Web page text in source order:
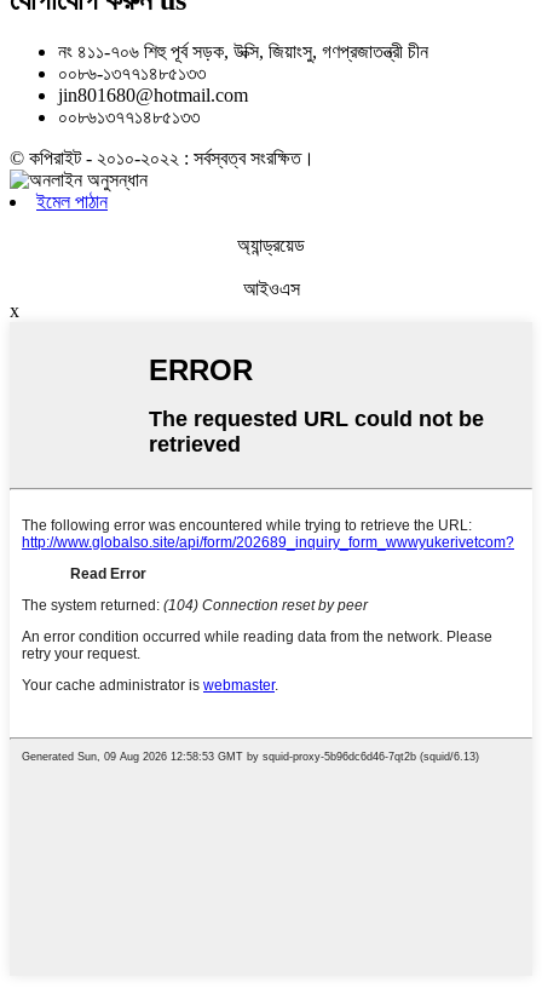
নং ৪১১-৭০৬ শিহু পূর্ব সড়ক, উক্সি, জিয়াংসু, গণপ্রজাতন্ত্রী চীন
০০৮৬-১৩৭৭১৪৮৫১৩৩
jin801680@hotmail.com
০০৮৬১৩৭৭১৪৮৫১৩৩
© কপিরাইট - ২০১০-২০২২ : সর্বস্বত্ব সংরক্ষিত।
ইমেল পাঠান
অ্যান্ড্রয়েড
আইওএস
x